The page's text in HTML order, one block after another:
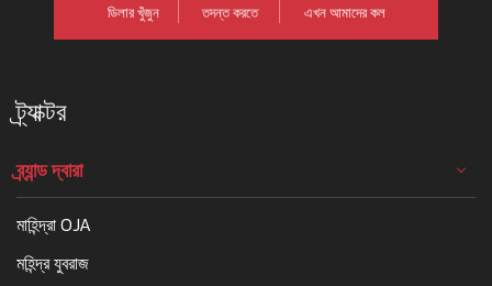
ডিলার খুঁজুন তদন্ত করতে এখন আমাদের কল
ট্র্যাক্টর
ব্র্যান্ড দ্বারা
মাহিন্দ্রা OJA
মহিন্দ্র যুবরাজ